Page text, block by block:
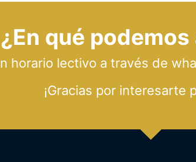
¿En qué
horario lectivo a través de
¡Gracias por interesarte